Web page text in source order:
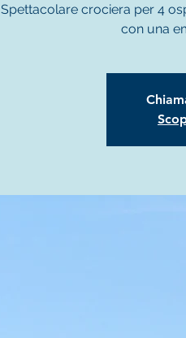
Spettacolare crociera per 4
con una